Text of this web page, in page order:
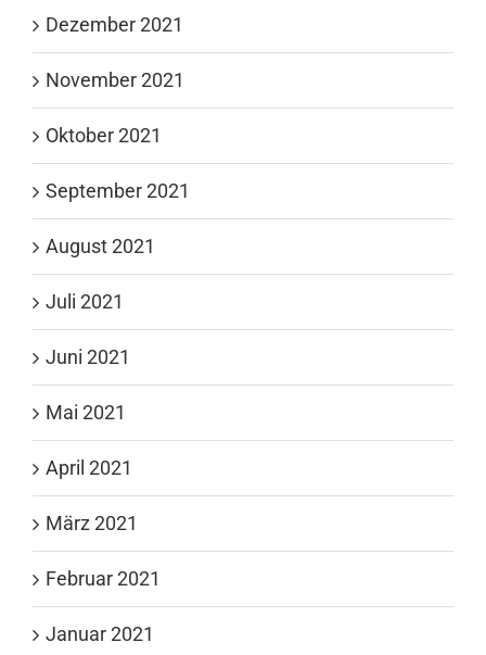
Dezember 2021
November 2021
Oktober 2021
September 2021
August 2021
Juli 2021
Juni 2021
Mai 2021
April 2021
März 2021
Februar 2021
Januar 2021